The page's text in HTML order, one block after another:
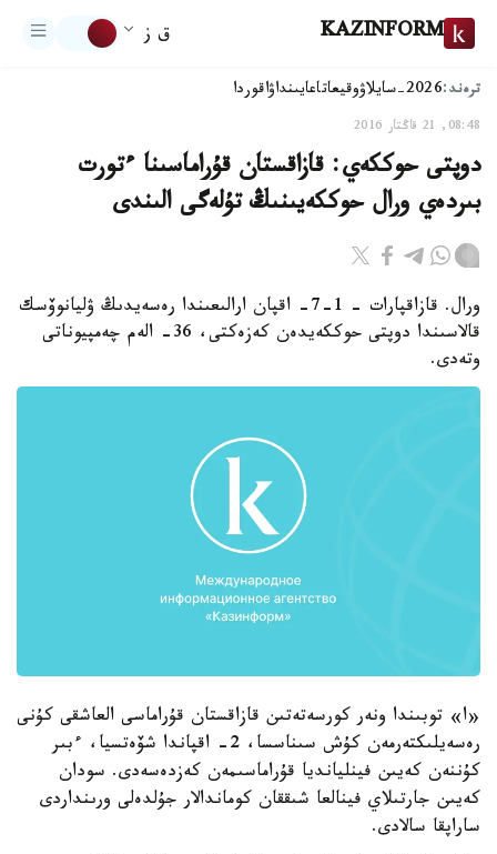
KAZINFORM ق ز
ترەند:2026-سايلاۋ وقيعاتاعايىنداۋاقوردا
08:48, 21 قاڭتار 2016
دوپتى حوككەي: قازاقستان قۇراماسىنا ءتورت
بىردەي ورال حوككەيىنىڭ تۇلەگى الىندى
ورال. قازاقپارات - 1-7- اقپان ارالىعىندا رەسەيدىڭ ۋليانوۆسك
قالاسىندا دوپتى حوككەيدەن كەزەكتى، 36- الەم چەمپيوناتى
وتەدى.
«ا» توبىندا ونەر كورسەتەتىن قازاقستان قۇراماسى العاشقى كۇنى
رەسەيلىكتەرمەن كۇش سىناسسا، 2- اقپاندا شۆەتسيا، ءبىر
كۇننەن كەيىن فينليانديا قۇراماسىمەن كەزدەسەدى. سودان
كەيىن جارتىلاي فينالعا شىققان كوماندالار جۇلدەلى ورىنداردى
ساراپقا سالادى.